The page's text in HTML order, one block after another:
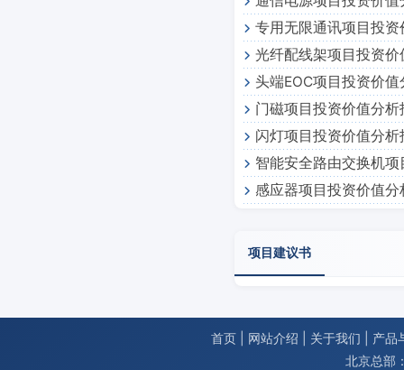
专用无限通讯项目投
光纤配线架项目投资价
头端EOC项目投资价
门磁项目投资价值分析
闪灯项目投资价值分析
智能安全路由交换机
感应器项目投资价值分
项目建议书
首页 网站介绍 关于我们
产品
北京总部